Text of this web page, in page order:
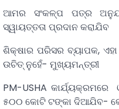
ଆମର ସଂକଳ୍ପ ପତ୍ର
ସ୍ୱାୟତ୍ତତା ପ୍ରଦାନ କରାଯିବ
ଶିକ୍ଷାର ପରିସର ବ୍ୟାପକ, ଏହା
ଉଚିତ୍ ନୁହେଁ- ମୁଖ୍ୟମନ୍ତ୍ରୀ
PM-USHA
୫୦୦ କୋଟି ଟଙ୍କା ଦିଆଯିବ-